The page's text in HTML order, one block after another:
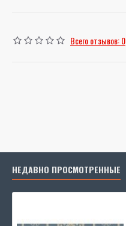
Всего отзывов: 0
НЕДАВНО ПРОСМОТРЕННЫЕ